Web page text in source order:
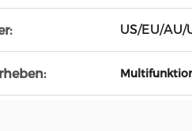
US/EU/AU/